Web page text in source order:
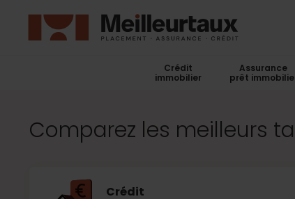
Crédit
immobilier
Assurance
prêt
Comparez les meilleurs
Crédit